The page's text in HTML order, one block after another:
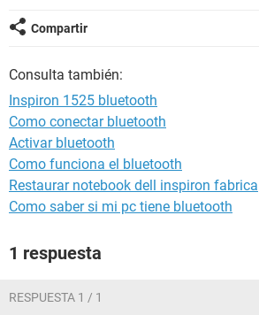
Compartir
Consulta también:
Inspiron 1525 bluetooth
Como conectar bluetooth
Activar bluetooth
Como funciona el bluetooth
Restaurar notebook dell inspiron fabrica
Como saber si mi pc tiene bluetooth
1 respuesta
RESPUESTA 1 / 1